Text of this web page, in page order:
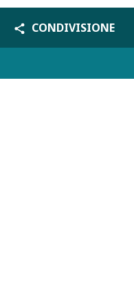
CONDIVISIONE